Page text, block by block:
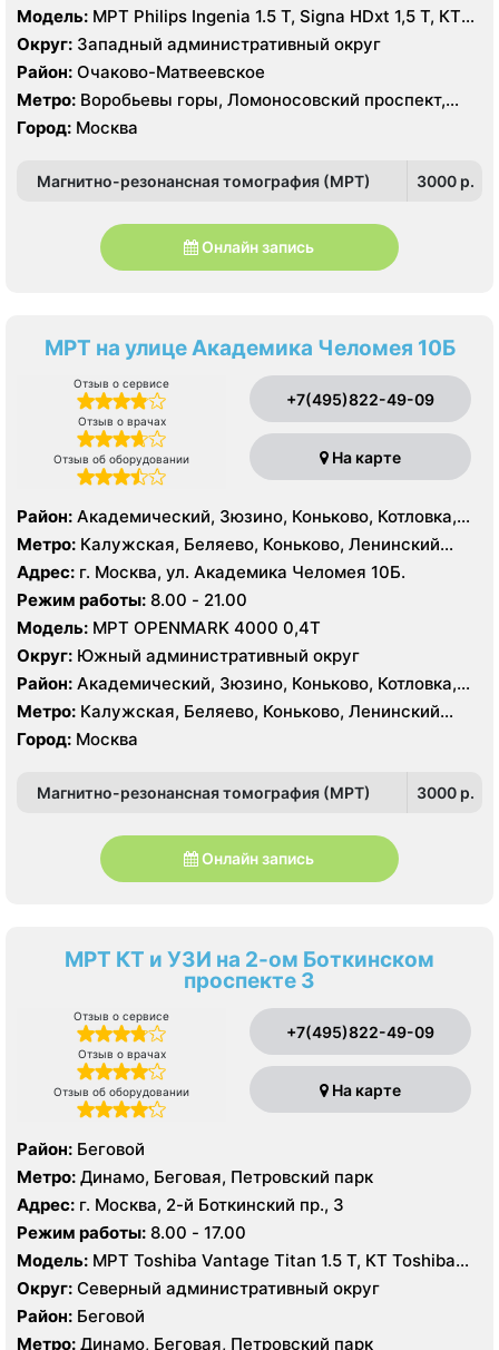
Модель: МРТ Philips Ingenia 1.5 T, Signa HDxt 1,5 Т, КТ
GE Light Speed 64 среза, GE Healthcare Optima CT660
128 срезов УЗИ HITACHI Preirus
Округ: Западный административный округ
Район: Очаково-Матвеевское
Метро: Воробьевы горы, Ломоносовский проспект,
Раменки
Город: Москва
Магнитно-резонансная томография (МРТ) 3000 p.
Онлайн запись
МРТ на улице Академика Челомея 10Б
Отзыв о сервисе
Отзыв о врачах
Отзыв об оборудовании
+7(495)822-49-09
На карте
Район: Академический, Зюзино, Коньково, Котловка,
Ломоносовский, Обручевский, Черёмушки, Проспект
Вернадского, Тропарёво-Никулино
Метро: Калужская, Беляево, Коньково, Ленинский
проспект, Новые Черемушки, Проспект Вернадского,
Профсоюзная, Севастопольская, Тропарево,
Университет, Юго-Западная
Адрес: г. Москва, ул. Академика Челомея 10Б.
Режим работы: 8.00 - 21.00
Модель: МРТ OPENMARK 4000 0,4Т
Округ: Южный административный округ
Район: Академический, Зюзино, Коньково, Котловка,
Ломоносовский, Обручевский, Черёмушки, Проспект
Вернадского, Тропарёво-Никулино
Метро: Калужская, Беляево, Коньково, Ленинский
проспект, Новые Черемушки, Проспект Вернадского,
Профсоюзная, Севастопольская, Тропарево,
Город: Москва
Магнитно-резонансная томография (МРТ) 3000 p.
Онлайн запись
МРТ КТ и УЗИ на 2-ом Боткинском
проспекте 3
Отзыв о сервисе
Отзыв о врачах
Отзыв об оборудовании
+7(495)822-49-09
На карте
Район: Беговой
Метро: Динамо, Беговая, Петровский парк
Адрес: г. Москва, 2-й Боткинский пр., 3
Режим работы: 8.00 - 17.00
Модель: МРТ Toshiba Vantage Titan 1.5 T, КТ Toshiba
Aquilion Prime 160 срезов, УЗИ GE Vivid T8
Округ: Северный административный округ
Район: Беговой
Метро: Динамо, Беговая, Петровский парк